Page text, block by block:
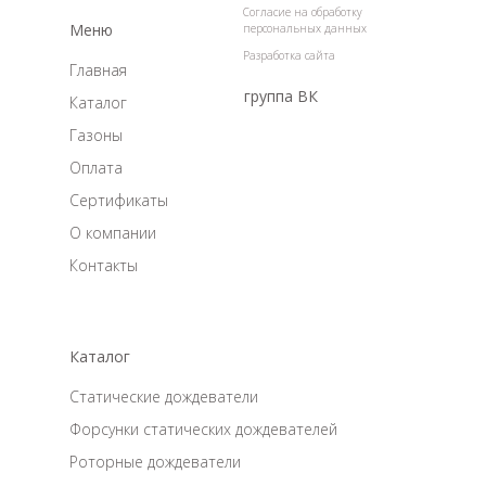
Главная
Разработка сайта
Согласие на обработку
персональных данных
Каталог
Газоны
Оплата
Сертификаты
О компании
Контакты
Статические дождеватели
Форсунки статических дождевателей
Роторные дождеватели
Меню
Каталог
группа ВК